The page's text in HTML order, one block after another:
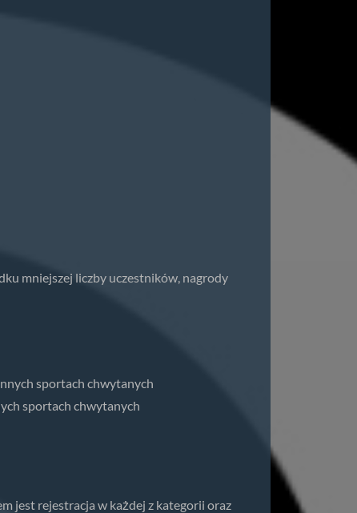
mniejszej liczby uczestników, nagrody
sportach chwytanych
sportach chwytanych
jest rejestracja w każdej z kategorii oraz